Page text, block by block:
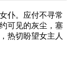
仆。应付不寻常
可见的灰尘，塞
热切盼望女主人